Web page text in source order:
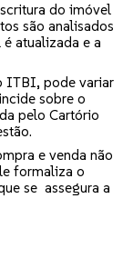
do imóvel
são analisados
atualizada e a
ITBI, pode variar
sobre o
pelo Cartório
e venda não
formaliza o
se assegura a